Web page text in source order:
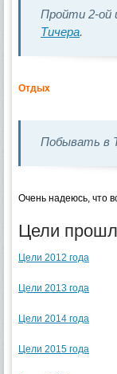
Пройти 2-ой
Тичера.
Отдых
Побывать в
Очень надеюсь, что
Цели
Цели 2012 года
Цели 2013 года
Цели 2014 года
Цели 2015 года